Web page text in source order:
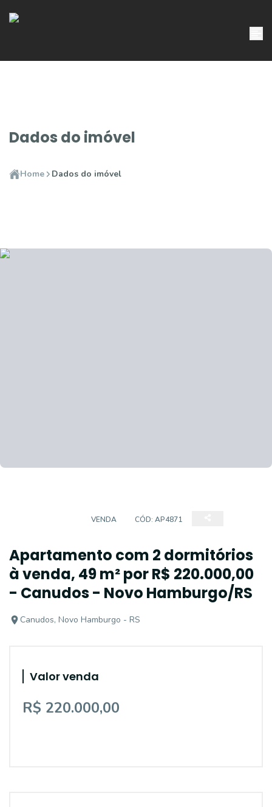
Dados do imóvel
Home Dados do imóvel
VENDA CÓD: AP4871
Apartamento com 2 dormitórios
à venda, 49 m² por R$ 220.000,00
- Canudos - Novo Hamburgo/RS
Canudos, Novo Hamburgo - RS
Valor venda
R$ 220.000,00